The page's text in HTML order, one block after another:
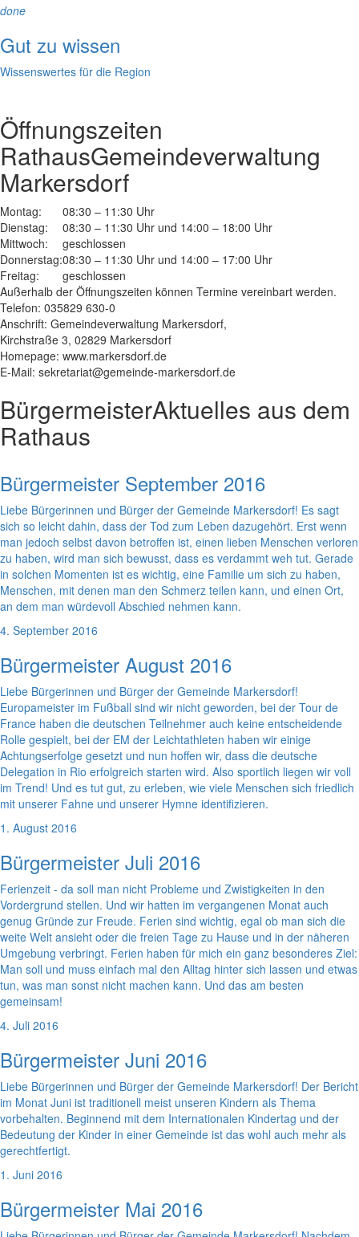
done
Gut zu wissen
Wissenswertes für die Region
Öffnungszeiten
RathausGemeindeverwaltung
Markersdorf
Montag:
08:30 – 11:30 Uhr
Dienstag:
08:30 – 11:30 Uhr und 14:00 – 18:00 Uhr
Mittwoch:
geschlossen
Donnerstag:08:30 – 11:30 Uhr und 14:00 – 17:00 Uhr
Freitag:
geschlossen
Außerhalb der Öffnungszeiten können Termine vereinbart werden.
Telefon: 035829 630-0
Anschrift: Gemeindeverwaltung Markersdorf,
Kirchstraße 3, 02829 Markersdorf
Homepage: www.markersdorf.de
E-Mail: sekretariat@gemeinde-markersdorf.de
BürgermeisterAktuelles aus dem
Rathaus
Bürgermeister September 2016
Liebe Bürgerinnen und Bürger der Gemeinde Markersdorf! Es sagt
sich so leicht dahin, dass der Tod zum Leben dazugehört. Erst wenn
man jedoch selbst davon betroffen ist, einen lieben Menschen verloren
zu haben, wird man sich bewusst, dass es verdammt weh tut. Gerade
in solchen Momenten ist es wichtig, eine Familie um sich zu haben,
Menschen, mit denen man den Schmerz teilen kann, und einen Ort,
an dem man würdevoll Abschied nehmen kann.
4. September 2016
Bürgermeister August 2016
Liebe Bürgerinnen und Bürger der Gemeinde Markersdorf!
Europameister im Fußball sind wir nicht geworden, bei der Tour de
France haben die deutschen Teilnehmer auch keine entscheidende
Rolle gespielt, bei der EM der Leichtathleten haben wir einige
Achtungserfolge gesetzt und nun hoffen wir, dass die deutsche
Delegation in Rio erfolgreich starten wird. Also sportlich liegen wir voll
im Trend! Und es tut gut, zu erleben, wie viele Menschen sich friedlich
mit unserer Fahne und unserer Hymne identifizieren.
1. August 2016
Bürgermeister Juli 2016
Ferienzeit - da soll man nicht Probleme und Zwistigkeiten in den
Vordergrund stellen. Und wir hatten im vergangenen Monat auch
genug Gründe zur Freude. Ferien sind wichtig, egal ob man sich die
weite Welt ansieht oder die freien Tage zu Hause und in der näheren
Umgebung verbringt. Ferien haben für mich ein ganz besonderes Ziel:
Man soll und muss einfach mal den Alltag hinter sich lassen und etwas
tun, was man sonst nicht machen kann. Und das am besten
gemeinsam!
4. Juli 2016
Bürgermeister Juni 2016
Liebe Bürgerinnen und Bürger der Gemeinde Markersdorf! Der Bericht
im Monat Juni ist traditionell meist unseren Kindern als Thema
vorbehalten. Beginnend mit dem Internationalen Kindertag und der
Bedeutung der Kinder in einer Gemeinde ist das wohl auch mehr als
gerechtfertigt.
1. Juni 2016
Bürgermeister Mai 2016